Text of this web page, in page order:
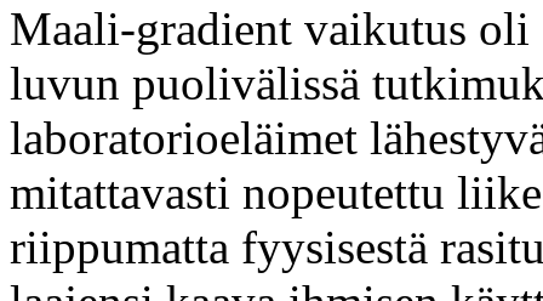
Maali-gradient vaikutus
luvun puolivälissä
laboratorioeläimet
mitattavasti nopeutettu
riippumatta fyysisestä